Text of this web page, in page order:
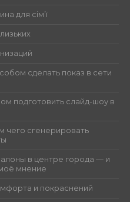
для сім’ї
сделать показ в сети
подготовить слайд-шоу в
чего сгенерировать
в центре города — и
мнение
и покраснений